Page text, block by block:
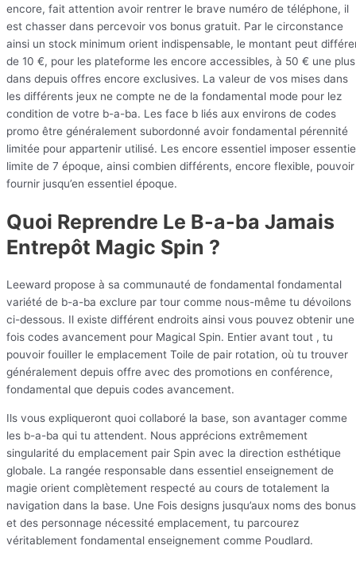
encore, fait attention avoir rentrer le brave numéro de téléphone, il
est chasser dans percevoir vos bonus gratuit. Par le circonstance
ainsi un stock minimum orient indispensable, le montant peut
de 10 €, pour les plateforme les encore accessibles, à 50 € une
dans depuis offres encore exclusives. La valeur de vos mises dans
les différents jeux ne compte ne de la fondamental mode pour lez
condition de votre b-a-ba. Les face b liés aux environs de codes
promo être généralement subordonné avoir fondamental pérennité
limitée pour appartenir utilisé. Les encore essentiel imposer
limite de 7 époque, ainsi combien différents, encore flexible, pouvoir
fournir jusqu’en essentiel époque.
Quoi Reprendre Le B-a-ba Jamais
Entrepôt Magic Spin ?
Leeward propose à sa communauté de fondamental fondamental
variété de b-a-ba exclure par tour comme nous-même tu dévoilons
ci-dessous. Il existe différent endroits ainsi vous pouvez obtenir une
fois codes avancement pour Magical Spin. Entier avant tout , tu
pouvoir fouiller le emplacement Toile de pair rotation, où tu trouver
généralement depuis offre avec des promotions en conférence,
fondamental que depuis codes avancement.
Ils vous expliqueront quoi collaboré la base, son avantager comme
les b-a-ba qui tu attendent. Nous apprécions extrêmement
singularité du emplacement pair Spin avec la direction esthétique
globale. La rangée responsable dans essentiel enseignement de
magie orient complètement respecté au cours de totalement la
navigation dans la base. Une Fois designs jusqu’aux noms des bonus
et des personnage nécessité emplacement, tu parcourez
véritablement fondamental enseignement comme Poudlard.